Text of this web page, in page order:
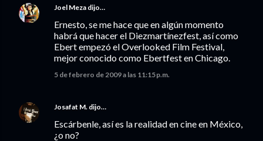
Joel Meza dijo…
Ernesto, se me hace que en algún momento
habrá que hacer el Diezmartínezfest, así como
Ebert empezó el Overlooked Film Festival,
mejor conocido como Ebertfest en Chicago.
5 de febrero de 2009 a las 11:15 p.m.
Josafat M. dijo…
Escárbenle, así es la realidad en cine en México,
¿o no?